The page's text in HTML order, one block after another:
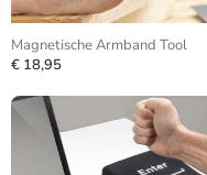
Magnetische Armband Tool
€ 18,95